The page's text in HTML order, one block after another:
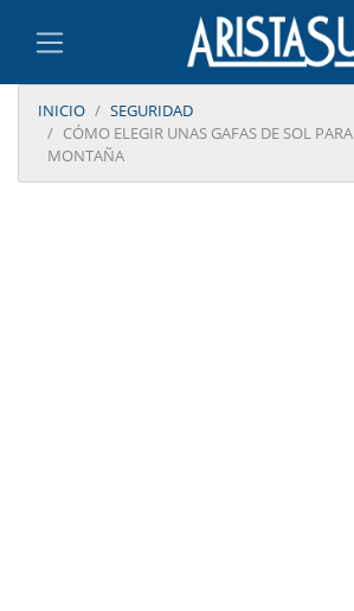
INICIO
SEGURIDAD
CÓMO ELEGIR UNAS GAFAS DE SOL
MONTAÑA